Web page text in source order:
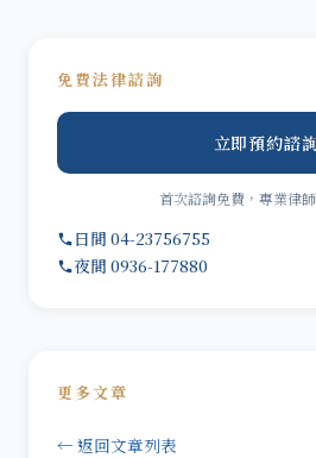
免費法律諮詢
立即預約諮
首次諮詢免費，專業律
日間 04-23756755
夜間 0936-177880
更多文章
← 返回文章列表